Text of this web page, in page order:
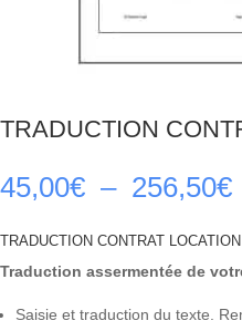
TRADUCTION
45,00€ – 256,50€
TRADUCTION CONTRAT LOCATION
Traduction assermentée de
Saisie et traduction du texte.